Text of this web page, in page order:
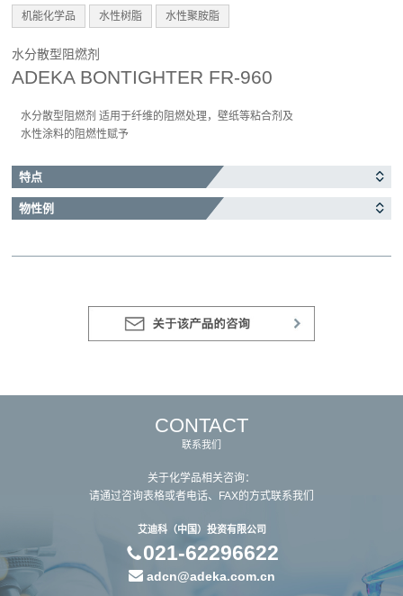
机能化学品 水性树脂 水性聚胺脂
水分散型阻燃剂
ADEKA BONTIGHTER FR-960
水分散型阻燃剂 适用于纤维的阻燃处理，壁纸等粘合剂及
水性涂料的阻燃性赋予
特点
物性例
CONTACT
联系我们
关于化学品相关咨询：
请通过咨询表格或者电话、FAX的方式联系我们
艾迪科（中国）投资有限公司
021-62296622
adcn@adeka.com.cn